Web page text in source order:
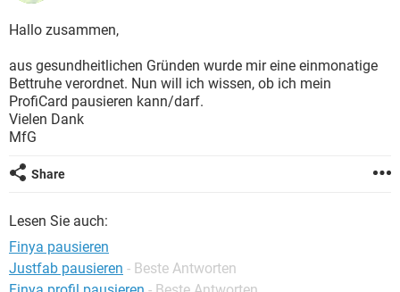
Hallo zusammen,
aus gesundheitlichen Gründen wurde mir eine einmonatige
Bettruhe verordnet. Nun will ich wissen, ob ich mein
ProfiCard pausieren kann/darf.
Vielen Dank
MfG
Share
Lesen Sie auch:
Finya pausieren
Justfab pausieren - Beste Antworten